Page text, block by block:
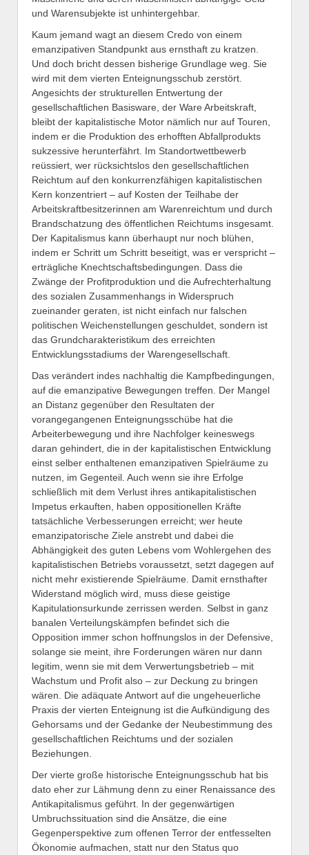
und Warensubjekte ist unhintergehbar.
Kaum jemand wagt an diesem Credo von einem
emanzipativen Standpunkt aus ernsthaft zu kratzen.
Und doch bricht dessen bisherige Grundlage weg. Sie
wird mit dem vierten Enteignungsschub zerstört.
Angesichts der strukturellen Entwertung der
gesellschaftlichen Basisware, der Ware Arbeitskraft,
bleibt der kapitalistische Motor nämlich nur auf Touren,
indem er die Produktion des erhofften Abfallprodukts
sukzessive herunterfährt. Im Standortwettbewerb
reüssiert, wer rücksichtslos den gesellschaftlichen
Reichtum auf den konkurrenzfähigen kapitalistischen
Kern konzentriert – auf Kosten der Teilhabe der
Arbeitskraftbesitzerinnen am Warenreichtum und durch
Brandschatzung des öffentlichen Reichtums insgesamt.
Der Kapitalismus kann überhaupt nur noch blühen,
indem er Schritt um Schritt beseitigt, was er verspricht –
erträgliche Knechtschaftsbedingungen. Dass die
Zwänge der Profitproduktion und die Aufrechterhaltung
des sozialen Zusammenhangs in Widerspruch
zueinander geraten, ist nicht einfach nur falschen
politischen Weichenstellungen geschuldet, sondern ist
das Grundcharakteristikum des erreichten
Entwicklungsstadiums der Warengesellschaft.
Das verändert indes nachhaltig die Kampfbedingungen,
auf die emanzipative Bewegungen treffen. Der Mangel
an Distanz gegenüber den Resultaten der
vorangegangenen Enteignungsschübe hat die
Arbeiterbewegung und ihre Nachfolger keineswegs
daran gehindert, die in der kapitalistischen Entwicklung
einst selber enthaltenen emanzipativen Spielräume zu
nutzen, im Gegenteil. Auch wenn sie ihre Erfolge
schließlich mit dem Verlust ihres antikapitalistischen
Impetus erkauften, haben oppositionellen Kräfte
tatsächliche Verbesserungen erreicht; wer heute
emanzipatorische Ziele anstrebt und dabei die
Abhängigkeit des guten Lebens vom Wohlergehen des
kapitalistischen Betriebs voraussetzt, setzt dagegen auf
nicht mehr existierende Spielräume. Damit ernsthafter
Widerstand möglich wird, muss diese geistige
Kapitulationsurkunde zerrissen werden. Selbst in ganz
banalen Verteilungskämpfen befindet sich die
Opposition immer schon hoffnungslos in der Defensive,
solange sie meint, ihre Forderungen wären nur dann
legitim, wenn sie mit dem Verwertungsbetrieb – mit
Wachstum und Profit also – zur Deckung zu bringen
wären. Die adäquate Antwort auf die ungeheuerliche
Praxis der vierten Enteignung ist die Aufkündigung des
Gehorsams und der Gedanke der Neubestimmung des
gesellschaftlichen Reichtums und der sozialen
Beziehungen.
Der vierte große historische Enteignungsschub hat bis
dato eher zur Lähmung denn zu einer Renaissance des
Antikapitalismus geführt. In der gegenwärtigen
Umbruchssituation sind die Ansätze, die eine
Gegenperspektive zum offenen Terror der entfesselten
Ökonomie aufmachen, statt nur den Status quo